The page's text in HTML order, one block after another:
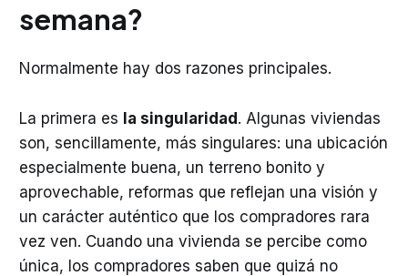
semana?
Normalmente hay dos razones principales.
La primera es la singularidad. Algunas viviendas
son, sencillamente, más singulares: una ubicación
especialmente buena, un terreno bonito y
aprovechable, reformas que reflejan una visión y
un carácter auténtico que los compradores rara
vez ven. Cuando una vivienda se percibe como
única, los compradores saben que quizá no